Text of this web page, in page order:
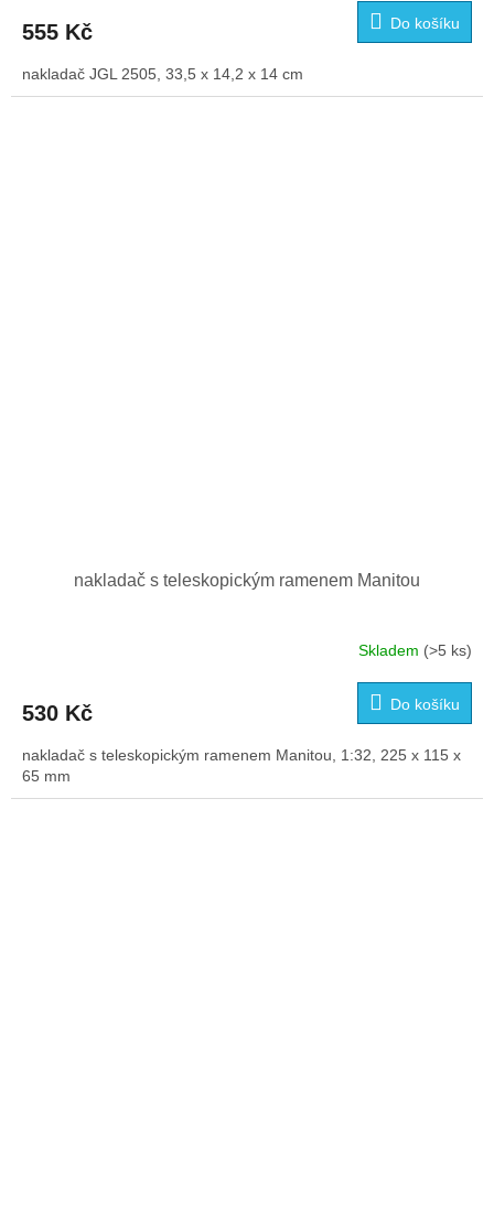
555 Kč Do košíku
nakladač JGL 2505, 33,5 x 14,2 x 14 cm
nakladač s teleskopickým ramenem Manitou
Skladem (>5 ks)
530 Kč Do košíku
nakladač s teleskopickým ramenem Manitou, 1:32, 225 x 115 x
65 mm